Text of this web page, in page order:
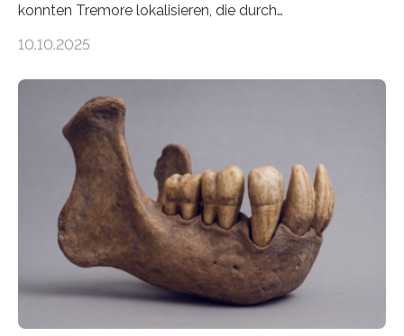
konnten Tremore lokalisieren, die durch
Vulkan? Was passiert in der Erde darunter? Wo
erzeugt durch Magma oder Gase, die sich durch
Schlote einen Weg nach oben bahnen? Jun.-Prof. Dr.
Miriam Christina Reiss, Vulkanseismologin an der
Johannes Gutenberg-Universität Mainz (JGU), und ihr
Team haben am Vulkan Oldoinyo Lengai in Tansania
solche Tremore lokalisiert. „Wir konnten die Tremore
nicht nur nachweisen, sondern ihren Ort in…
10.10.2025